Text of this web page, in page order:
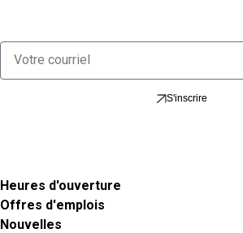
S'inscrire
Heures d'ouverture
Offres d'emplois
Nouvelles